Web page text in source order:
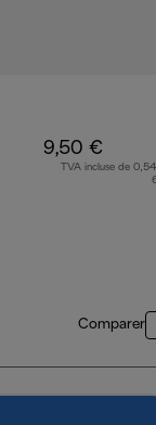
9,50 €
TVA incluse de
Comparer